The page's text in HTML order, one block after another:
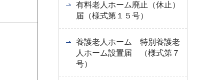
有料老人ホーム廃止（休止）
届（様式第１５号）
養護老人ホーム 特別養護老
人ホーム設置届 （様式第７
号）